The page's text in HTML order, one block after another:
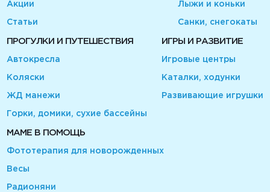
Акции
Статьи
Лыжи и коньки
Санки, снегокаты
ПРОГУЛКИ И ПУТЕШЕСТВИЯ
Автокресла
Коляски
ЖД манежи
Горки, домики, сухие бассейны
ИГРЫ И РАЗВИТИЕ
Игровые центры
Каталки, ходунки
Развивающие игрушки
МАМЕ В ПОМОЩЬ
Фототерапия для новорожденных
Весы
Радионяни